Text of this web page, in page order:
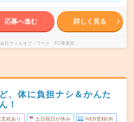
応募へ進む 詳しく見る
社ウィルオブ・ワーク FO事業部
、体に負担ナシ＆かんた
！
給あり 土日祝日が休み WEB登録OK